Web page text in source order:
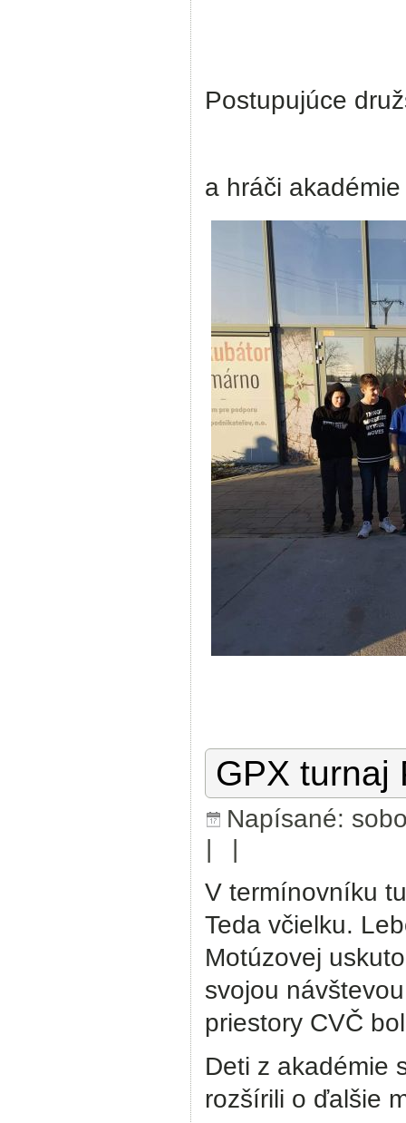
Postupujúce
a hráči
GPX turnaj
Napísané:
|
|
V termínovníku
Teda včielku.
Motúzovej
svojou
priestory CVČ
Deti z akadémie
rozšírili o ďalšie